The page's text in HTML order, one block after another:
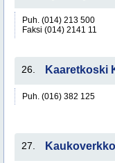
Puh. (014) 213 500
Faksi (014) 2141 11
26. Kaaretkoski
Puh. (016) 382 125
27.